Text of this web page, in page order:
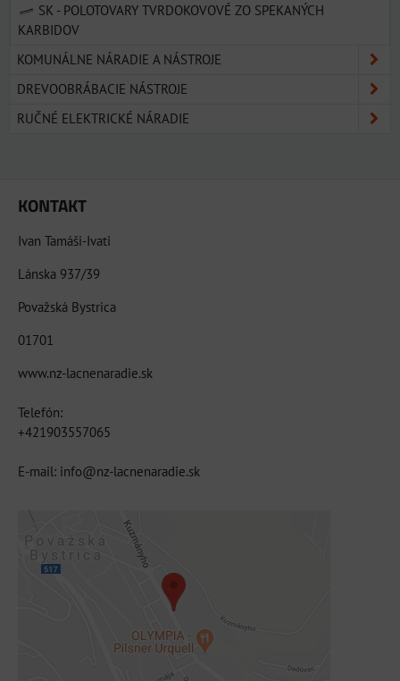
SK - POLOTOVARY TVRDOKOVOVÉ ZO SPEKANÝCH
KARBIDOV
KOMUNÁLNE NÁRADIE A NÁSTROJE
DREVOOBRÁBACIE NÁSTROJE
RUČNÉ ELEKTRICKÉ NÁRADIE
KONTAKT
Ivan Tamáši-Ivati
Lánska 937/39
Považská Bystrica
01701
www.nz-lacnenaradie.sk
Telefón:
+421903557065
E-mail: info@nz-lacnenaradie.sk
Externý obsah je blokovaný Voľbami
súkromia
Prajete si načítať externý obsah?
Povoliť tentokrát